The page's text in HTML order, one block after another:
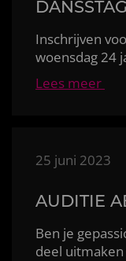
Inschrijven
woensdag 24
Lees meer
25 juni 2023
AUDITIE
Ben je
deel uitmaken